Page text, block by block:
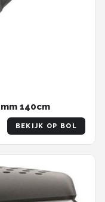
140cm
BEKIJK OP BOL